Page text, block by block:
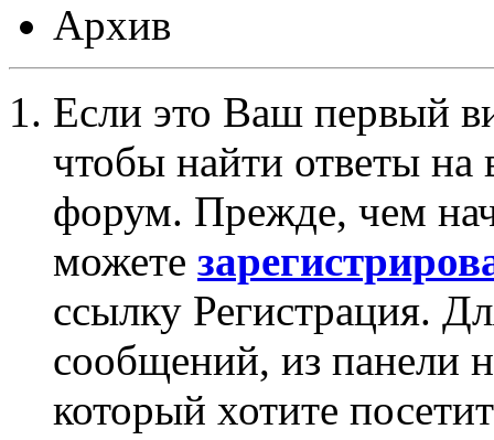
Архив
Если это Ваш первый
чтобы найти ответы на
форум. Прежде, чем
можете
ссылку Регистрация.
сообщений, из панели
который хотите